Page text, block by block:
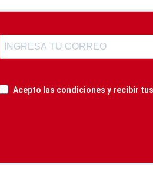
Acepto las condiciones y recibir